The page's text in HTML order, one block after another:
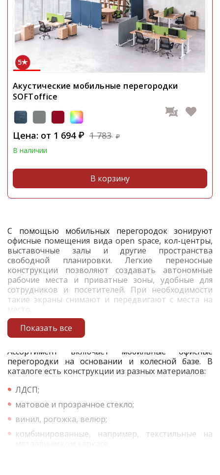
5
Акустические мобильные перегородки
SOFToffice
Цена: от 1 694 ₽ 1 783 ₽
В наличии
В корзину
С помощью мобильных перегородок зонируют
офисные помещения вида open space, кол-центры,
выставочные залы и другие пространства
свободной планировки. Легкие переносные
конструкции позволяют создавать автономные
рабочие места и приватные зоны, удобные для
сотрудников и посетителей. При необходимости
такие экраны снимают и передвигают с места на
Показать все
Ассортимент включает мобильные офисные
перегородки на основании и колесной базе. В
каталоге есть конструкции из разных материалов:
ЛДСП;
матовое и прозрачное стекло;
винил, рогожка, велюр;
комбинированные, например, текстильные на